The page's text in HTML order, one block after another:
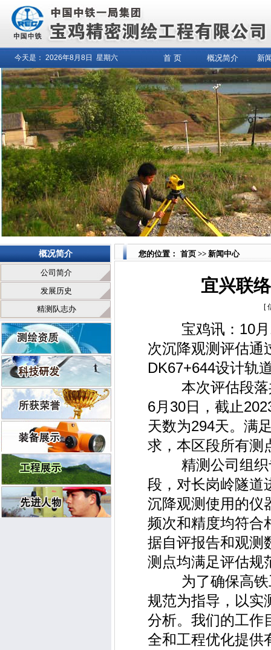
今天是： 2026年8月 8日 星期六 首 页 概况简介 新
概况简介
公司简介
发展历史
精测队志办
您的位置： 首页 >> 新闻中心
宜兴联
[
宝鸡讯：10月
次沉降观测评估通
DK67+644设计轨
本次评估段落共
6月30日，截止
天数为294天。满
求，本区段所有测
精测公司组织专
段，对长岗岭隧道
沉降观测使用的仪
频次和精度均符合
据自评报告和观测
测点均满足评估规
为了确保高铁工
规范为指导，以实
分析。我们的工作
全和工程优化提供